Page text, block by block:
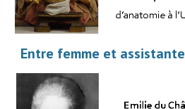
Entre femme et assistante